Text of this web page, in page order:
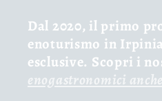
Dal 2020, il primo
enoturismo in
esclusive. Scopri i
enogastronomici